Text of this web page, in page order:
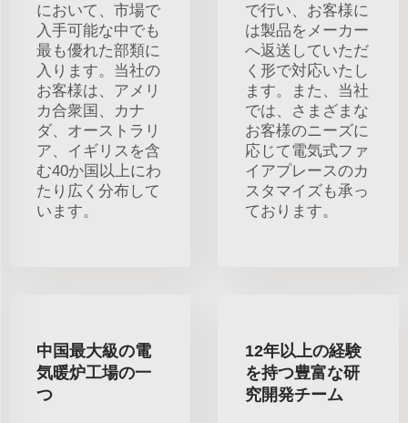
において、市場で
入手可能な中でも
最も優れた部類に
入ります。当社の
お客様は、アメリ
カ合衆国、カナ
ダ、オーストラリ
ア、イギリスを含
む40か国以上にわ
たり広く分布して
います。
で行い、お客様に
は製品をメーカー
へ返送していただ
く形で対応いたし
ます。また、当社
では、さまざまな
お客様のニーズに
応じて電気式ファ
イアプレースのカ
スタマイズも承っ
ております。
中国最大級の電
気暖炉工場の一
つ
12年以上の経験
を持つ豊富な研
究開発チーム